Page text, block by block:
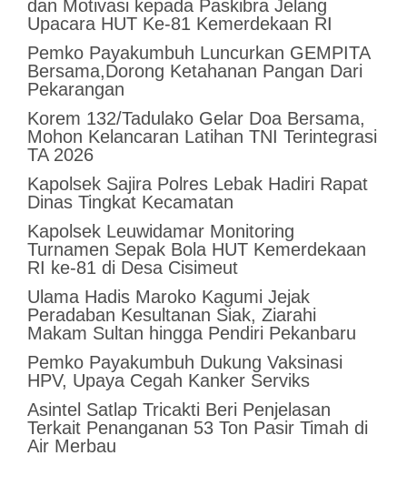
dan Motivasi kepada Paskibra Jelang
Upacara HUT Ke-81 Kemerdekaan RI
Pemko Payakumbuh Luncurkan GEMPITA
Bersama,Dorong Ketahanan Pangan Dari
Pekarangan
Korem 132/Tadulako Gelar Doa Bersama,
Mohon Kelancaran Latihan TNI Terintegrasi
TA 2026
Kapolsek Sajira Polres Lebak Hadiri Rapat
Dinas Tingkat Kecamatan
Kapolsek Leuwidamar Monitoring
Turnamen Sepak Bola HUT Kemerdekaan
RI ke-81 di Desa Cisimeut
Ulama Hadis Maroko Kagumi Jejak
Peradaban Kesultanan Siak, Ziarahi
Makam Sultan hingga Pendiri Pekanbaru
Pemko Payakumbuh Dukung Vaksinasi
HPV, Upaya Cegah Kanker Serviks
Asintel Satlap Tricakti Beri Penjelasan
Terkait Penanganan 53 Ton Pasir Timah di
Air Merbau